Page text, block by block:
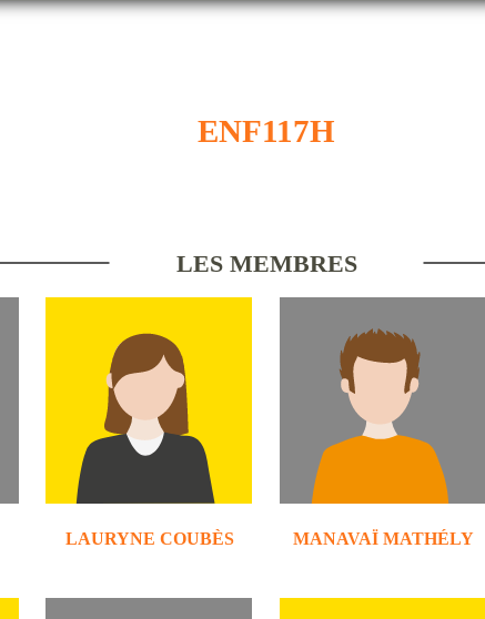
ENF117H
LES MEMBRES
LAURYNE COUBÈS MANAVAÏ MATHÉLY